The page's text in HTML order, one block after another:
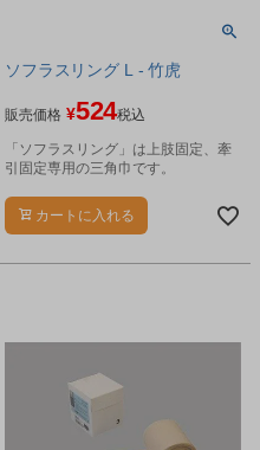
ソフラスリング L - 竹虎
販売価格 ¥524税込
「ソフラスリング」は上肢固定、牽
引固定専用の三角巾です。
カートに入れる